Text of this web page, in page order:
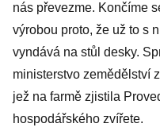
nás převezme. Končíme
výrobou proto, že už to s
vyndává na stůl desky.
ministerstvo zemědělství
jež na farmě zjistila
hospodářského zvířete.